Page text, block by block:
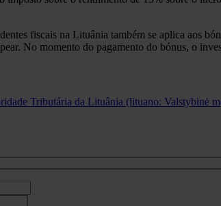
fiscais na Lituânia também se aplica aos
No momento do pagamento do bónus, o
Tributária da Lituânia (lituano: Valstybinė